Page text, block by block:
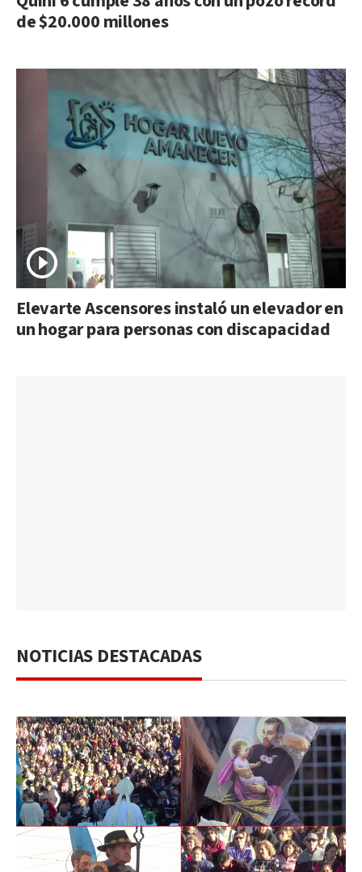
de $20.000 millones
Elevarte Ascensores instaló un elevador en
un hogar para personas con discapacidad
NOTICIAS DESTACADAS